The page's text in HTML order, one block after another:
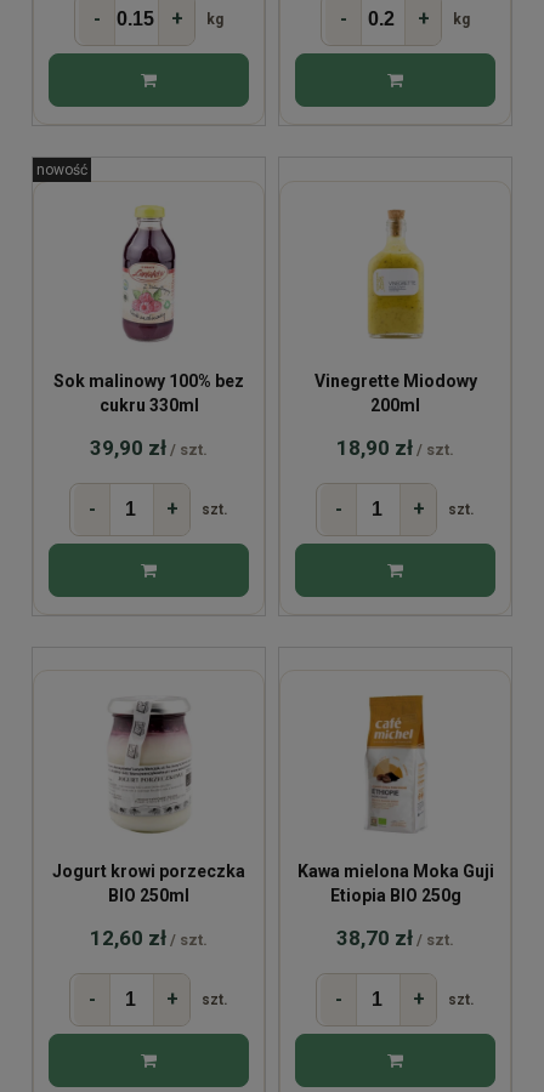
- + kg - + kg
Sok malinowy 100% bez
cukru 330ml
39,90 zł / szt.
- + szt.
nowość
Vinegrette Miodowy
200ml
18,90 zł / szt.
- + szt.
Jogurt krowi porzeczka
BIO 250ml
12,60 zł / szt.
- + szt.
Kawa mielona Moka Guji
Etiopia BIO 250g
38,70 zł / szt.
- + szt.